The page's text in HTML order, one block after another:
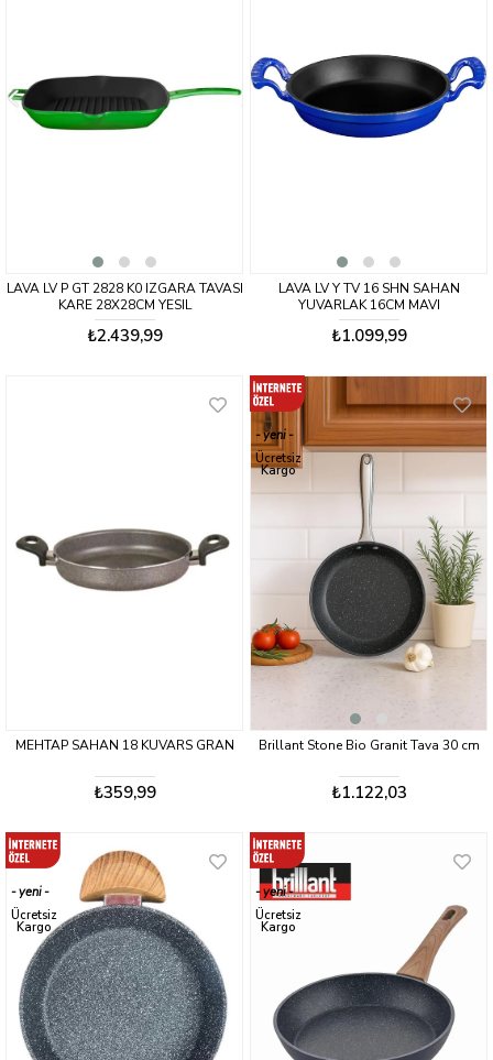
LAVA LV P GT 2828 K0 IZGARA TAVASI
KARE 28X28CM YESIL
₺2.439,99
LAVA LV Y TV 16 SHN SAHAN
YUVARLAK 16CM MAVI
₺1.099,99
MEHTAP SAHAN 18 KUVARS GRAN
₺359,99
Brillant Stone Bio Granit Tava 30 cm
₺1.122,03
yeni
ürün
Ücretsiz
Kargo
yeni
ürün
Ücretsiz
Kargo
yeni
ürün
Ücretsiz
Kargo